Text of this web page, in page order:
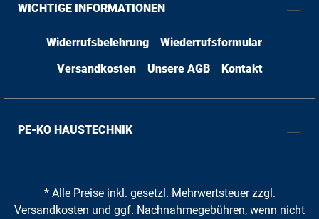
WICHTIGE INFORMATIONEN
Widerrufsbelehrung
Wiederrufsformular
Versandkosten
Unsere AGB Kontakt
PE-KO HAUSTECHNIK
* Alle Preise inkl. gesetzl. Mehrwertsteuer zzgl.
Versandkosten und ggf. Nachnahmegebühren, wenn nicht